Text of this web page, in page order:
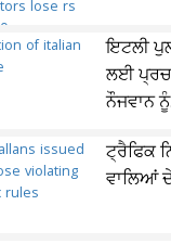
ਇਟਲੀ
ਲਈ
ਨੌਜਵਾਨ
ਟ੍ਰੈਫਿਕ
ਵਾਲਿਆਂ